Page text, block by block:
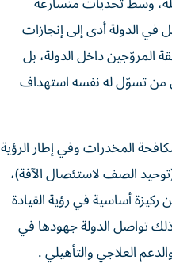
الدولة أدى إلى إنجازات
المروّجين داخل الدولة، بل
من تسوّل له نفسه استهداف
26 يونيو، يتصدى الجهاز الوطني لمكافحة المخدرات وفي إطار الرؤية
(توحيد الصف لاستئصال الآفة)،
أساسية في رؤية القيادة
تواصل الدولة جهودها في
العلاجي والتأهيلي .